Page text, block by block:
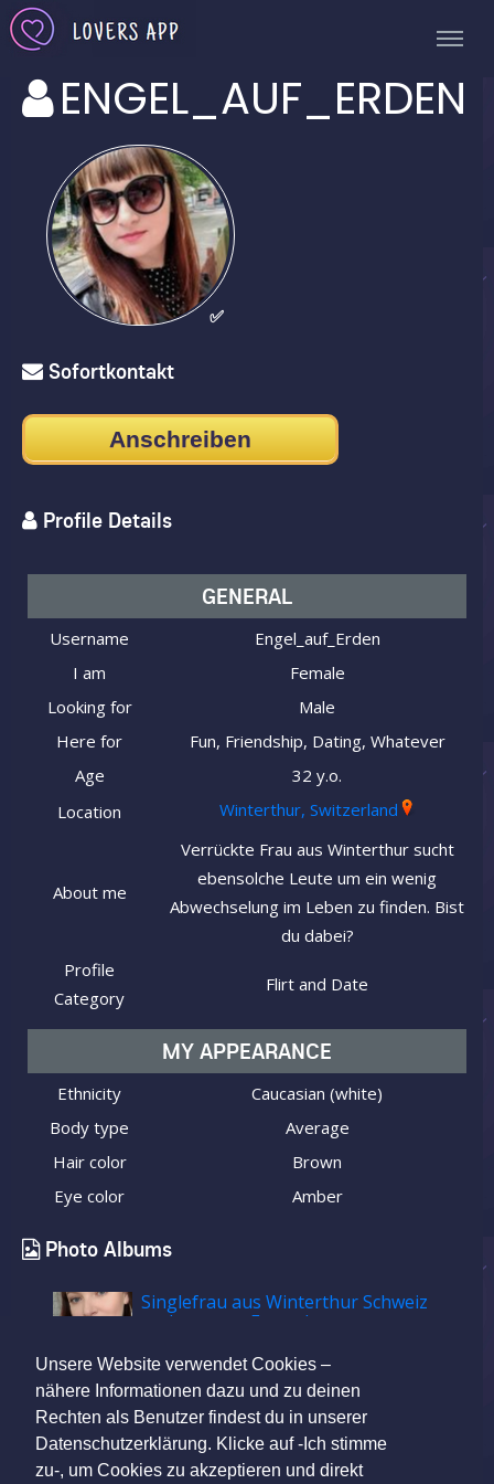
Unsere Website verwendet Cookies –
nähere Informationen dazu und zu deinen
Rechten als Benutzer findest du in unserer
Datenschutzerklärung. Klicke auf -Ich stimme
zu-, um Cookies zu akzeptieren und direkt
ENGEL_AUF_ERDEN
✅
Sofortkontakt
Anschreiben
Profile Details
GENERAL
Username
Engel_auf_Erden
I am
Female
Looking for
Male
Here for
Fun, Friendship, Dating, Whatever
Age
32 y.o.
Location
Winterthur, Switzerland
About me
Verrückte Frau aus Winterthur sucht
ebensolche Leute um ein wenig
Abwechselung im Leben zu finden. Bist
du dabei?
Profile
Category
Flirt and Date
MY APPEARANCE
Ethnicity
Caucasian (white)
Body type
Average
Hair color
Brown
Eye color
Amber
Photo Albums
Singlefrau aus Winterthur Schweiz
sucht netten Freund